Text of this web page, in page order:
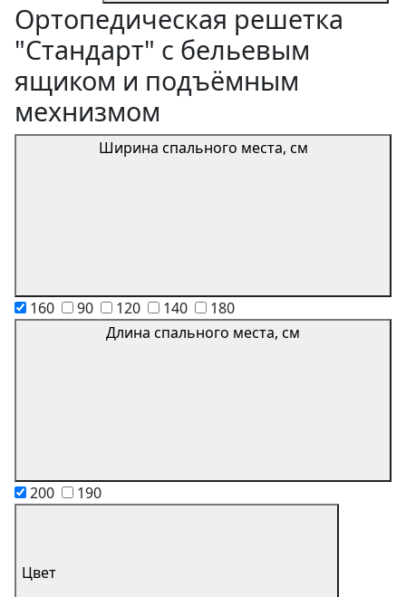
Ортопедическая решетка
"Стандарт" с бельевым
ящиком и подъёмным
мехнизмом
Ширина спального места, см
160 90 120 140
180
Длина спального места, см
200 190
Цвет